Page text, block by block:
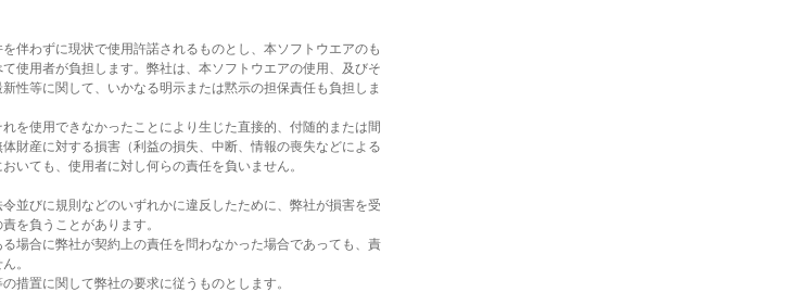
伴わずに現状で使用許諾されるものとし、本ソフトウエアのも
使用者が負担します。弊社は、本ソフトウエアの使用、及びそ
性等に関して、いかなる明示または黙示の担保責任も負担しま
を使用できなかったことにより生じた直接的、付随的または間
財産に対する損害（利益の損失、中断、情報の喪失などによる
いても、使用者に対し何らの責任を負いません。
並びに規則などのいずれかに違反したために、弊社が損害を受
を負うことがあります。
場合に弊社が契約上の責任を問わなかった場合であっても、責
。
措置に関して弊社の要求に従うものとします。